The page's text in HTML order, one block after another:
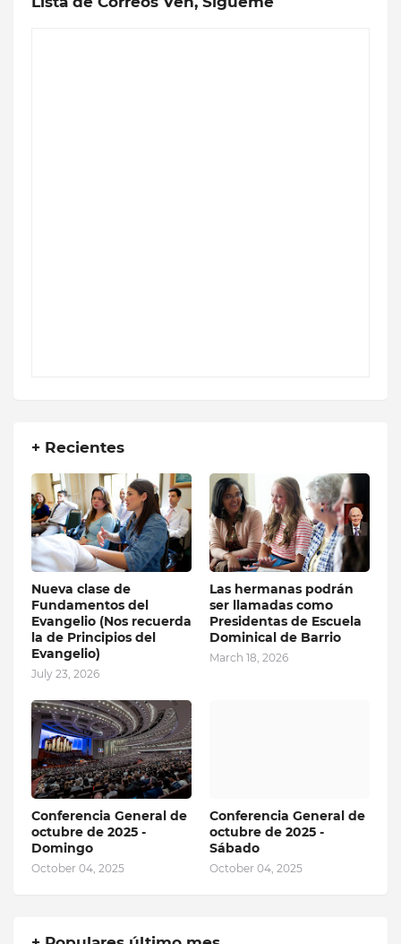
+ Recientes
Nueva clase de
Fundamentos del
Evangelio (Nos recuerda
la de Principios del
Evangelio)
July 23, 2026
Las hermanas podrán
ser llamadas como
Presidentas de Escuela
Dominical de Barrio
March 18, 2026
Conferencia General de
octubre de 2025 -
Domingo
October 04, 2025
Conferencia General de
octubre de 2025 -
Sábado
October 04, 2025